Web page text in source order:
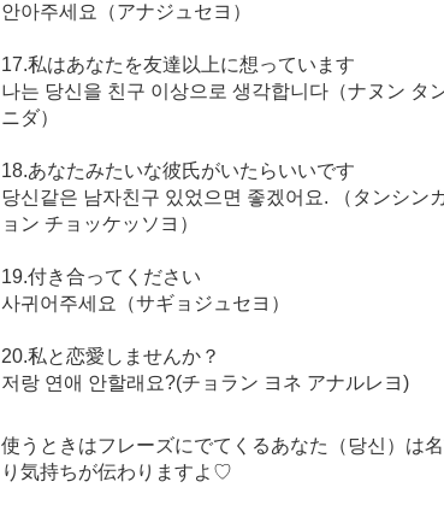
안아주세요（アナジュセヨ）
17.私はあなたを友達以上に想っています
나는 당신을 친구 이상으로 생각합니다（ナヌン タ
ニダ）
18.あなたみたいな彼氏がいたらいいです
당신같은 남자친구 있었으면 좋겠어요. （タンシン
ョン チョッケッソヨ）
19.付き合ってください
사귀어주세요（サギョジュセヨ）
20.私と恋愛しませんか？
저랑 연애 안할래요?(チョラン ヨネ アナルレヨ)
使うときはフレーズにでてくるあなた（당신）は
り気持ちが伝わりますよ♡